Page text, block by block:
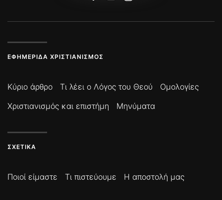
ΕΦΗΜΕΡΊΔΑ ΧΡΙΣΤΙΑΝΙΣΜΌΣ
Κύριο άρθρο Τι λέει ο Λόγος του Θεού
Ομολογίες
Χριστιανισμός και επιστήμη
Μηνύματα
ΣΧΕΤΙΚΆ
Ποιοί είμαστε Τι πιστεύουμε Η αποστολή μας